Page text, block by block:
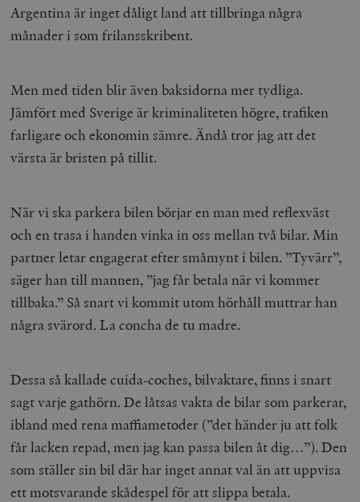
Argentina är inget dåligt land att tillbringa några
månader i som frilansskribent.
Men med tiden blir även baksidorna mer tydliga.
Jämfört med Sverige är kriminaliteten högre, trafiken
farligare och ekonomin sämre. Ändå tror jag att det
värsta är bristen på tillit.
När vi ska parkera bilen börjar en man med reflexväst
och en trasa i handen vinka in oss mellan två bilar. Min
partner letar engagerat efter småmynt i bilen. ”Tyvärr”,
säger han till mannen, ”jag får betala när vi kommer
tillbaka.” Så snart vi kommit utom hörhåll muttrar han
några svärord. La concha de tu madre.
Dessa så kallade cuida-coches, bilvaktare, finns i snart
sagt varje gathörn. De låtsas vakta de bilar som parkerar,
ibland med rena maffiametoder (”det händer ju att folk
får lacken repad, men jag kan passa bilen åt dig…”). Den
som ställer sin bil där har inget annat val än att uppvisa
ett motsvarande skådespel för att slippa betala.